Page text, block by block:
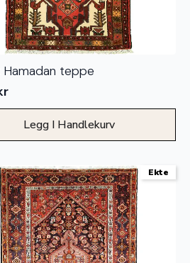
Hamadan teppe
Legg I Handlekurv
Ekte